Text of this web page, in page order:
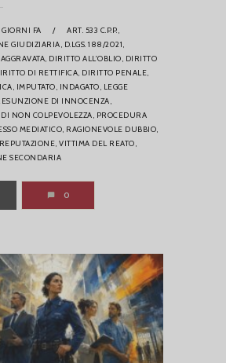
GIORNI FA /
ART. 533 C.P.P.,
GIUDIZIARIA, D.LGS. 188/2021,
DIRITTO ALL'OBLIO, DIRITTO
DI RETTIFICA, DIRITTO PENALE,
IMPUTATO, INDAGATO, LEGGE
DI INNOCENZA,
NON COLPEVOLEZZA, PROCEDURA
MEDIATICO, RAGIONEVOLE DUBBIO,
VITTIMA DEL REATO,
SECONDARIA
0